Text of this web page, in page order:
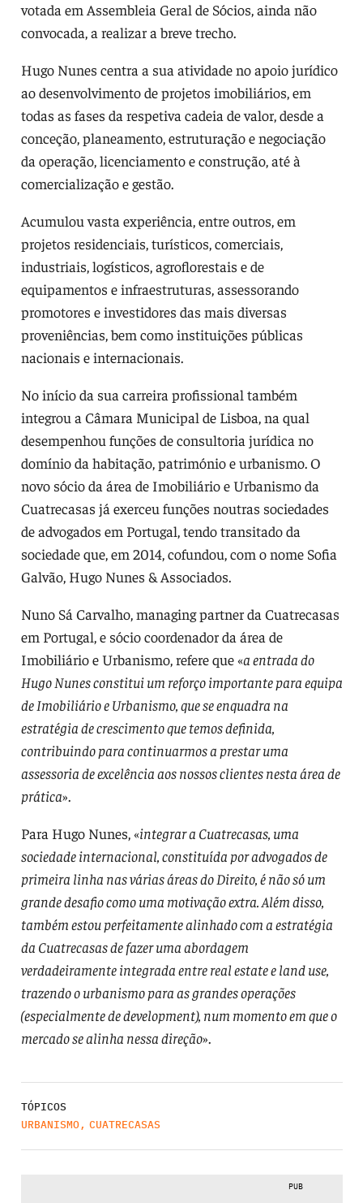
votada em Assembleia Geral de Sócios, ainda não
convocada, a realizar a breve trecho.
Hugo Nunes centra a sua atividade no apoio jurídico
ao desenvolvimento de projetos imobiliários, em
todas as fases da respetiva cadeia de valor, desde a
conceção, planeamento, estruturação e negociação
da operação, licenciamento e construção, até à
comercialização e gestão.
Acumulou vasta experiência, entre outros, em
projetos residenciais, turísticos, comerciais,
industriais, logísticos, agroflorestais e de
equipamentos e infraestruturas, assessorando
promotores e investidores das mais diversas
proveniências, bem como instituições públicas
nacionais e internacionais.
No início da sua carreira profissional também
integrou a Câmara Municipal de Lisboa, na qual
desempenhou funções de consultoria jurídica no
domínio da habitação, património e urbanismo. O
novo sócio da área de Imobiliário e Urbanismo da
Cuatrecasas já exerceu funções noutras sociedades
de advogados em Portugal, tendo transitado da
sociedade que, em 2014, cofundou, com o nome Sofia
Galvão, Hugo Nunes & Associados.
Nuno Sá Carvalho, managing partner da Cuatrecasas
em Portugal, e sócio coordenador da área de
Imobiliário e Urbanismo, refere que «a entrada do
Hugo Nunes constitui um reforço importante para equipa
de Imobiliário e Urbanismo, que se enquadra na
estratégia de crescimento que temos definida,
contribuindo para continuarmos a prestar uma
assessoria de excelência aos nossos clientes nesta área de
prática».
Para Hugo Nunes, «integrar a Cuatrecasas, uma
sociedade internacional, constituída por advogados de
primeira linha nas várias áreas do Direito, é não só um
grande desafio como uma motivação extra. Além disso,
também estou perfeitamente alinhado com a estratégia
da Cuatrecasas de fazer uma abordagem
verdadeiramente integrada entre real estate e land use,
trazendo o urbanismo para as grandes operações
(especialmente de development), num momento em que o
mercado se alinha nessa direção».
TÓPICOS
URBANISMO, CUATRECASAS
PUB